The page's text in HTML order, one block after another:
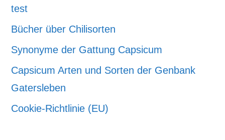
test
Bücher über Chilisorten
Synonyme der Gattung Capsicum
Capsicum Arten und Sorten der Genbank
Gatersleben
Cookie-Richtlinie (EU)